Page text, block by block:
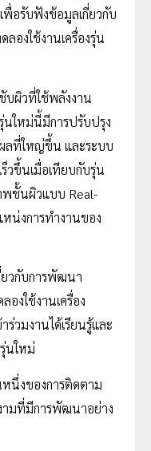
พื่อรับฟังข้อมูลเกี่ยวกับ
องใช้งานเครื่องรุ่น
บผิวที่ใช้พลังงาน
นใหม่นี้มีการปรับปรุง
ลที่ใหญ่ขึ้น และระบบ
วขึ้นเมื่อเทียบกับรุ่น
พชั้นผิวแบบ Real-
น่งการทำงานของ
ยวกับการพัฒนา
องใช้งานเครื่อง
วมงานได้เรียนรู้และ
นใหม่
หนึ่งของการติดตาม
ามที่มีการพัฒนาอย่าง